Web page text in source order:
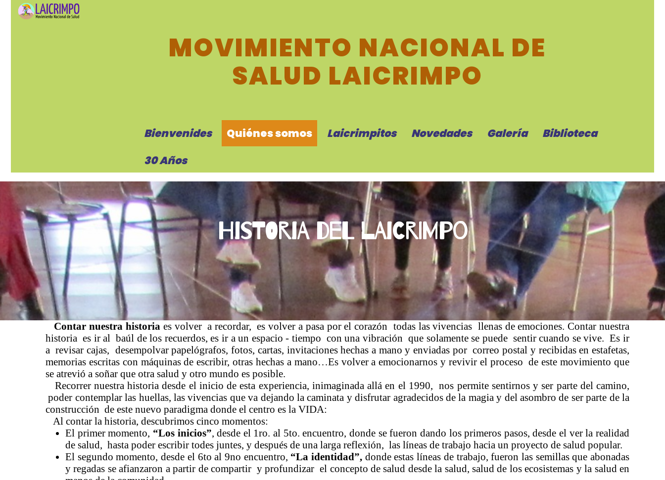
MOVIMIENTO NACIONAL DE
SALUD LAICRIMPO
Bienvenides Quiénes somos Laicrimpitos Novedades Galería
Biblioteca
30 Años
Historia del Laicrimpo
Contar nuestra historiaes volver a recordar, es volver a pasa por el corazón todas las vivencias llenas de emociones. Contar nuestra
historia es ir al baúl de los recuerdos, es ir a un espacio - tiempo con una vibración que solamente se puede sentir cuando se vive. Es ir
a revisar cajas, desempolvar papelógrafos, fotos, cartas, invitaciones hechas a mano y enviadas por correo postal y recibidas en estafetas,
memorias escritas con máquinas de escribir, otras hechas a mano…Es volver a emocionarnos y revivir el proceso de este movimiento que
se atrevió a soñar que otra salud y otro mundo es posible.
Recorrer nuestra historia desde el inicio de esta experiencia, inimaginada allá en el 1990, nos permite sentirnos y ser parte del camino,
poder contemplar las huellas, las vivencias que va dejando la caminata y disfrutar agradecidos de la magia y del asombro de ser parte de la
construcción de este nuevo paradigma donde el centro es la VIDA:
Al contar la historia, descubrimos cinco momentos:
El primer momento, “Los inicios”, desde el 1ro. al 5to. encuentro, donde se fueron dando los primeros pasos, desde el ver la realidad
de salud, hasta poder escribir todes juntes, y después de una larga reflexión, las líneas de trabajo hacia un proyecto de salud popular.
El segundo momento, desde el 6to al 9no encuentro, “La identidad”, donde estas líneas de trabajo, fueron las semillas que abonadas
y regadas se afianzaron a partir de compartir y profundizar el concepto de salud desde la salud, salud de los ecosistemas y la salud en